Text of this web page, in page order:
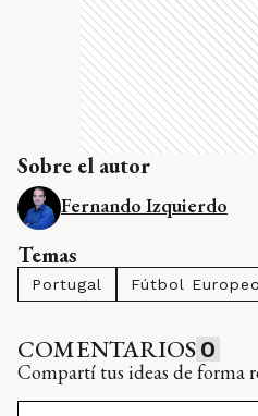
Sobre el autor
Fernando Izquierdo
Temas
Portugal Fútbol Europeo
COMENTARIOS 0
Compartí tus ideas de forma